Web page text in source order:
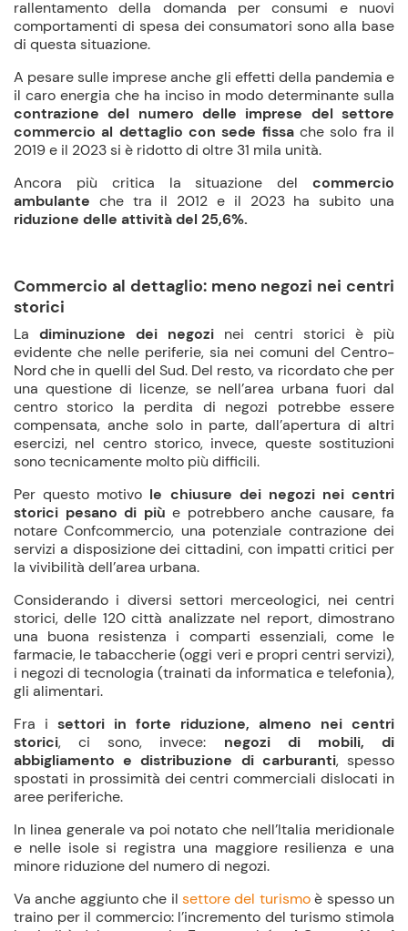
rallentamento della domanda per consumi e nuovi
comportamenti di spesa dei consumatori sono alla base
di questa situazione.
A pesare sulle imprese anche gli effetti della pandemia e
il caro energia che ha inciso in modo determinante sulla
contrazione del numero delle imprese del settore
commercio al dettaglio con sede fissache solo fra il
2019 e il 2023 si è ridotto di oltre 31 mila unità.
Ancora più critica la situazione del commercio
ambulante che tra il 2012 e il 2023 ha subito una
riduzione delle attività del 25,6%.
Commercio al dettaglio: meno negozi nei centri
storici
La diminuzione dei negozi nei centri storici è più
evidente che nelle periferie, sia nei comuni del Centro-
Nord che in quelli del Sud. Del resto, va ricordato che per
una questione di licenze, se nell’area urbana fuori dal
centro storico la perdita di negozi potrebbe essere
compensata, anche solo in parte, dall’apertura di altri
esercizi, nel centro storico, invece, queste sostituzioni
sono tecnicamente molto più difficili.
Per questo motivo le chiusure dei negozi nei centri
storici pesano di più e potrebbero anche causare, fa
notare Confcommercio, una potenziale contrazione dei
servizi a disposizione dei cittadini, con impatti critici per
la vivibilità dell’area urbana.
Considerando i diversi settori merceologici, nei centri
storici, delle 120 città analizzate nel report, dimostrano
una buona resistenza i comparti essenziali, come le
farmacie, le tabaccherie (oggi veri e propri centri servizi),
i negozi di tecnologia (trainati da informatica e telefonia),
gli alimentari.
Fra i settori in forte riduzione, almeno nei centri
storici, ci sono, invece: negozi di mobili, di
abbigliamento e distribuzione di carburanti, spesso
spostati in prossimità dei centri commerciali dislocati in
aree periferiche.
In linea generale va poi notato che nell’Italia meridionale
e nelle isole si registra una maggiore resilienza e una
minore riduzione del numero di negozi.
Va anche aggiunto che il settore del turismoè spesso un
traino per il commercio: l’incremento del turismo stimola